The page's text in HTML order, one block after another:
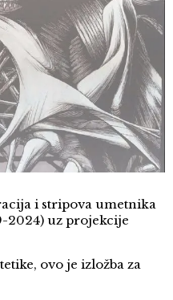
i stripova umetnika
2024) uz projekcije
ovo je izložba za